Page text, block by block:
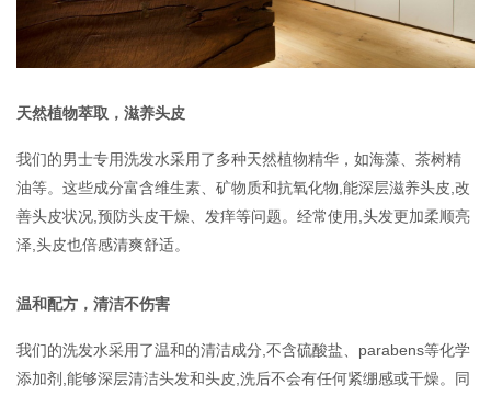
天然植物萃取，滋养头皮
我们的男士专用洗发水采用了多种天然植物精华，如海藻、茶树精
油等。这些成分富含维生素、矿物质和抗氧化物,能深层滋养头皮,改
善头皮状况,预防头皮干燥、发痒等问题。经常使用,头发更加柔顺亮
泽,头皮也倍感清爽舒适。
温和配方，清洁不伤害
我们的洗发水采用了温和的清洁成分,不含硫酸盐、parabens等化学
添加剂,能够深层清洁头发和头皮,洗后不会有任何紧绷感或干燥。同